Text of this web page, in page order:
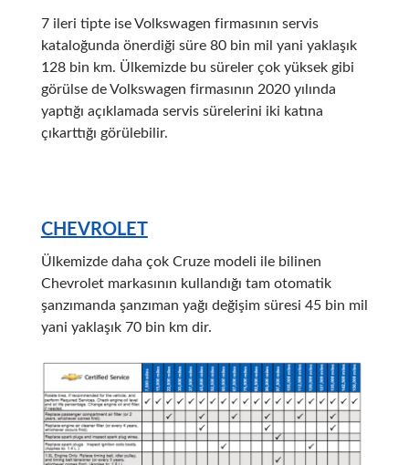
7 ileri tipte ise Volkswagen firmasının servis
kataloğunda önerdiği süre 80 bin mil yani yaklaşık
128 bin km. Ülkemizde bu süreler çok yüksek gibi
görülse de Volkswagen firmasının 2020 yılında
yaptığı açıklamada servis sürelerini iki katına
çıkarttığı görülebilir.
CHEVROLET
Ülkemizde daha çok Cruze modeli ile bilinen
Chevrolet markasının kullandığı tam otomatik
şanzımanda şanzıman yağı değişim süresi 45 bin mil
yani yaklaşık 70 bin km dir.